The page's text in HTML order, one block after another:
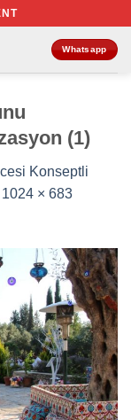
Whatsapp
(1)
Konseptli
1024 × 683